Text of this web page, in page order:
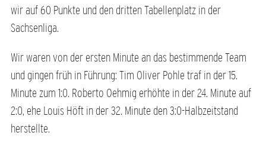
wir auf 60 Punkte und den dritten Tabellenplatz in der
Sachsenliga.
Wir waren von der ersten Minute an das bestimmende Team
und gingen früh in Führung: Tim Oliver Pohle traf in der 15.
Minute zum 1:0. Roberto Oehmig erhöhte in der 24. Minute auf
2:0, ehe Louis Höft in der 32. Minute den 3:0-Halbzeitstand
herstellte.